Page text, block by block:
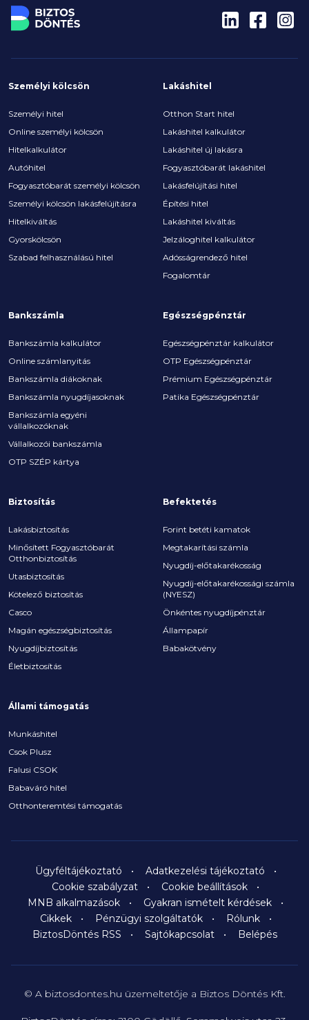
Személyi kölcsön
Személyi hitel
Online személyi kölcsön
Hitelkalkulátor
Autóhitel
Fogyasztóbarát személyi kölcsön
Személyi kölcsön lakásfelújításra
Hitelkiváltás
Gyorskölcsön
Szabad felhasználású hitel
Lakáshitel
Otthon Start hitel
Lakáshitel kalkulátor
Lakáshitel új lakásra
Fogyasztóbarát lakáshitel
Lakásfelújítási hitel
Építési hitel
Lakáshitel kiváltás
Jelzáloghitel kalkulátor
Adósságrendező hitel
Fogalomtár
Bankszámla
Bankszámla kalkulátor
Online számlanyitás
Bankszámla diákoknak
Bankszámla nyugdíjasoknak
Bankszámla egyéni
vállalkozóknak
Vállalkozói bankszámla
OTP SZÉP kártya
Egészségpénztár
Egészségpénztár kalkulátor
OTP Egészségpénztár
Prémium Egészségpénztár
Patika Egészségpénztár
Biztosítás
Lakásbiztosítás
Minősített Fogyasztóbarát
Otthonbiztosítás
Utasbiztosítás
Kötelező biztosítás
Casco
Magán egészségbiztosítás
Nyugdíjbiztosítás
Életbiztosítás
Befektetés
Forint betéti kamatok
Megtakarítási számla
Nyugdíj-előtakarékosság
Nyugdíj-előtakarékossági számla
(NYESZ)
Önkéntes nyugdíjpénztár
Állampapír
Babakötvény
Állami támogatás
Munkáshitel
Csok Plusz
Falusi CSOK
Babaváró hitel
Otthonteremtési támogatás
Ügyféltájékoztató
Adatkezelési tájékoztató
Cookie szabályzat
Cookie beállítások
MNB alkalmazások
Gyakran ismételt kérdések
Cikkek
Pénzügyi szolgáltatók
Rólunk
BiztosDöntés RSS
Sajtókapcsolat Belépés
© A biztosdontes.hu üzemeltetője a Biztos Döntés Kft.